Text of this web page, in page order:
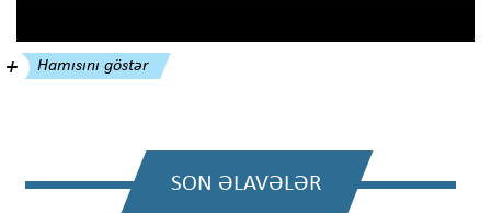
SON ƏLAVƏLƏR
Hamısını göstər